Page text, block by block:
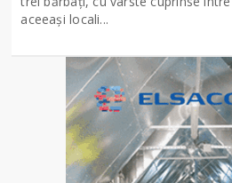
aceeași locali...